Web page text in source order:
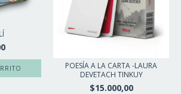
POESÍA A LA CARTA -LAURA
DEVETACH TINKUY
$15.000,00